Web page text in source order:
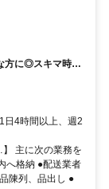
方に◎スキマ時間
日4時間以上、週2
主に次の業務を
へ格納 ●配送業者
陳列、品出し ●